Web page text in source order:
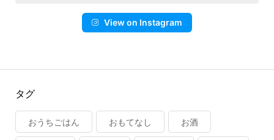
View on Instagram
おうちごはん おもてなし お酒